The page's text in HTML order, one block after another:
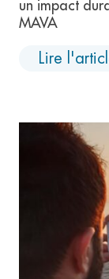
un impact
MAVA
Lire